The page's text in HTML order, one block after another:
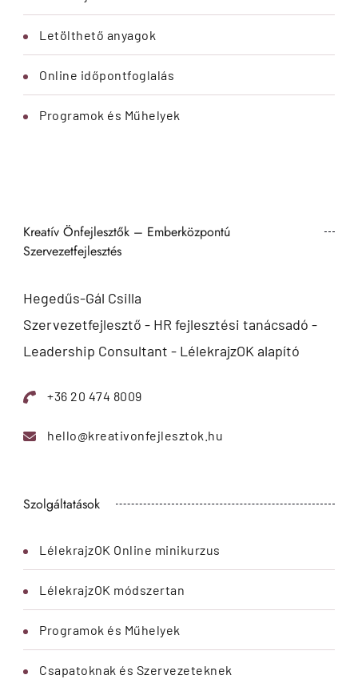
Letölthető anyagok
Online időpontfoglalás
Programok és Műhelyek
Kreatív Önfejlesztők – Emberközpontú
Szervezetfejlesztés
Hegedűs-Gál Csilla
Szervezetfejlesztő - HR fejlesztési tanácsadó -
Leadership Consultant - LélekrajzOK alapító
+36 20 474 8009
hello@kreativonfejlesztok.hu
Szolgáltatások
LélekrajzOK Online minikurzus
LélekrajzOK módszertan
Programok és Műhelyek
Csapatoknak és Szervezeteknek